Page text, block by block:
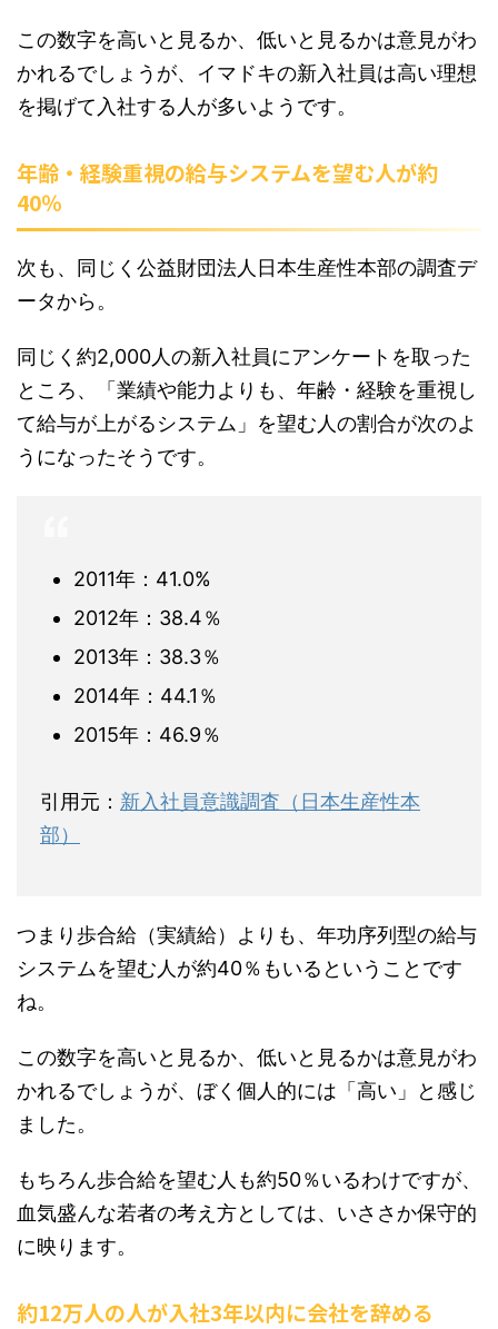
この数字を高いと見るか、低いと見るかは意見がわ
かれるでしょうが、イマドキの新入社員は高い理想
を掲げて入社する人が多いようです。
年齢・経験重視の給与システムを望む人が約
40％
次も、同じく公益財団法人日本生産性本部の調査デ
ータから。
同じく約2,000人の新入社員にアンケートを取った
ところ、「業績や能力よりも、年齢・経験を重視し
て給与が上がるシステム」を望む人の割合が次のよ
うになったそうです。
2011年：41.0%
2012年：38.4％
2013年：38.3％
2014年：44.1％
2015年：46.9％
引用元： 新入社員意識調査（日本生産性本
部）
つまり歩合給（実績給）よりも、年功序列型の給与
システムを望む人が約40％もいるということです
ね。
この数字を高いと見るか、低いと見るかは意見がわ
かれるでしょうが、ぼく個人的には「高い」と感じ
ました。
もちろん歩合給を望む人も約50％いるわけですが、
血気盛んな若者の考え方としては、いささか保守的
に映ります。
約12万人の人が入社3年以内に会社を辞める